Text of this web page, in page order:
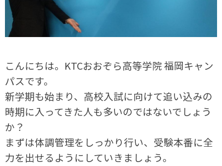
こんにちは。KTCおおぞら高等学院 福岡キャン
パスです。
新学期も始まり、高校入試に向けて追い込みの
時期に入ってきた人も多いのではないでしょう
か？
まずは体調管理をしっかり行い、受験本番に全
力を出せるようにしていきましょう。